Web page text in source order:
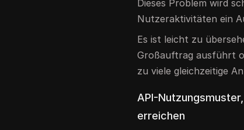
Dieses Problem wird
Nutzeraktivitäten ein
Es ist leicht zu
Großauftrag ausführt
zu viele gleichzeitige
API-
erreichen